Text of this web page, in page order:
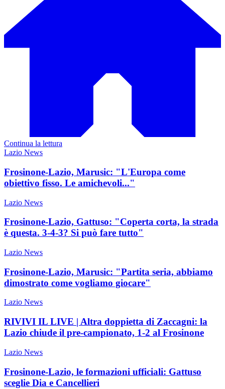
Continua la lettura
Lazio News
Frosinone-Lazio, Marusic: "L'Europa come
obiettivo fisso. Le amichevoli..."
Lazio News
Frosinone-Lazio, Gattuso: "Coperta corta, la strada
è questa. 3-4-3? Si può fare tutto"
Lazio News
Frosinone-Lazio, Marusic: "Partita seria, abbiamo
dimostrato come vogliamo giocare"
Lazio News
RIVIVI IL LIVE | Altra doppietta di Zaccagni: la
Lazio chiude il pre-campionato, 1-2 al Frosinone
Lazio News
Frosinone-Lazio, le formazioni ufficiali: Gattuso
sceglie Dia e Cancellieri